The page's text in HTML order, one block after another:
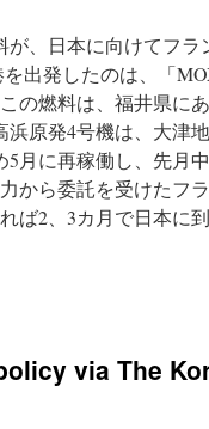
、日本に向けてフラ
出発したのは、「
の燃料は、福井県に
原発4号機は、大津
月に再稼働し、先月
から委託を受けたフ
ば2、3カ月で日本に
via The